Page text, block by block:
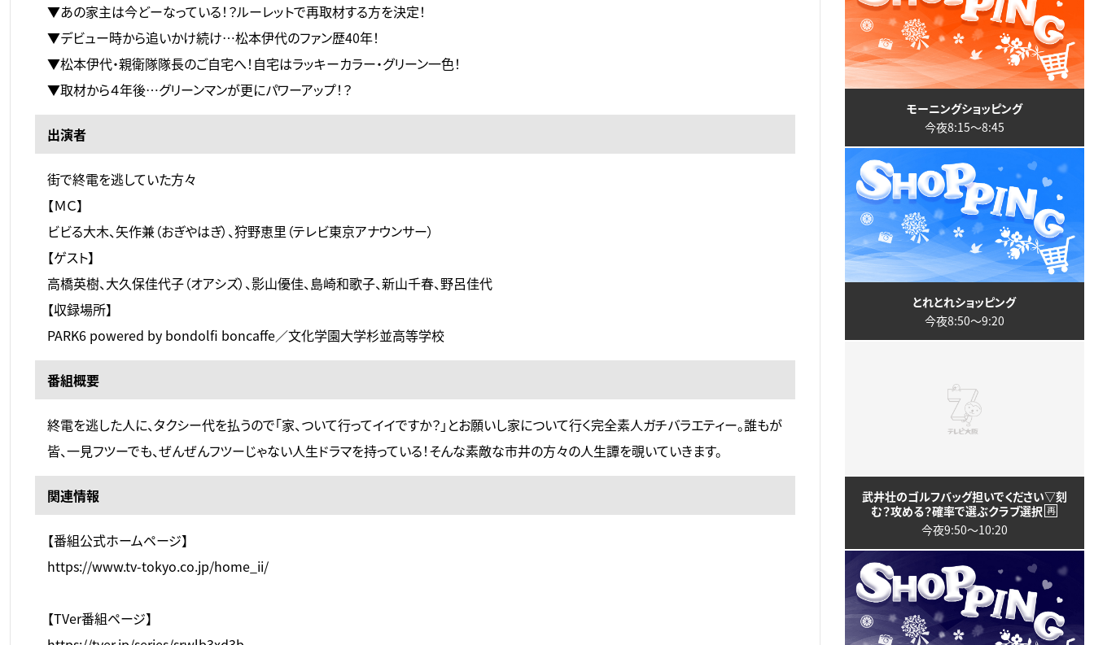
▼あの家主は今どーなっている！？ルーレットで再取材する方を決定！
▼デビュー時から追いかけ続け…松本伊代のファン歴40年！
▼松本伊代・親衛隊隊長のご自宅へ！自宅はラッキーカラー・グリーン一色！
▼取材から４年後…グリーンマンが更にパワーアップ！？
出演者
街で終電を逃していた方々
【ＭＣ】
ビビる大木、矢作兼（おぎやはぎ）、狩野恵里（テレビ東京アナウンサー）
【ゲスト】
高橋英樹、大久保佳代子（オアシズ）、影山優佳、島崎和歌子、新山千春、野呂佳代
【収録場所】
PARK6 powered by bondolfi boncaffe／文化学園大学杉並高等学校
番組概要
終電を逃した人に、タクシー代を払うので「家、ついて行ってイイですか？」とお願いし家について行く完全素人ガチバラエティー。誰もが
皆、一見フツーでも、ぜんぜんフツーじゃない人生ドラマを持っている！そんな素敵な市井の方々の人生譚を覗いていきます。
関連情報
【番組公式ホームページ】
https://www.tv-tokyo.co.jp/home_ii/
【TVer番組ページ】
モーニングショッピング
今夜8:15〜8:45
とれとれショッピング
今夜8:50〜9:20
武井壮のゴルフバッグ担いでください▽刻
む？攻める？確率で選ぶクラブ選択 再
今夜9:50〜10:20